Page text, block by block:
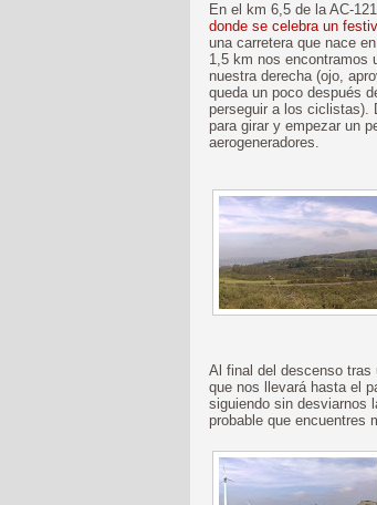
En el km 6,5 de la AC-
donde se celebra un
una carretera que nace
1,5 km nos encontramos
nuestra derecha (ojo,
queda un poco después
perseguir a los ciclistas).
para girar y empezar un
aerogeneradores.
Al final del descenso tras
que nos llevará hasta el
siguiendo sin desviarnos
probable que encuentres